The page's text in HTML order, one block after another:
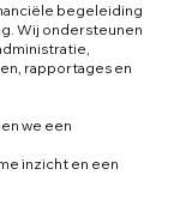
begeleiding
Wij ondersteunen
rapportages en
we een
inzicht en een